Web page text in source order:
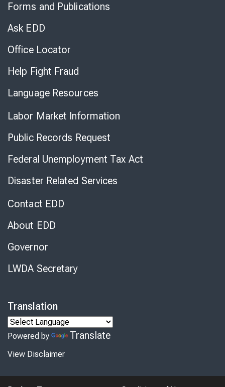
Forms and Publications
Ask EDD
Office Locator
Help Fight Fraud
Language Resources
Labor Market Information
Public Records Request
Federal Unemployment Tax Act
Disaster Related Services
Contact EDD
About EDD
Governor
LWDA Secretary
Translation
Powered by Translate
View Disclaimer